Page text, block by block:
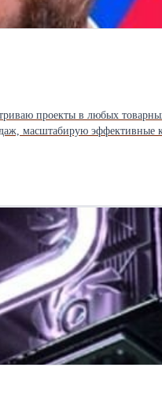
категориях. Провожу анализ
масштабирую эффективные